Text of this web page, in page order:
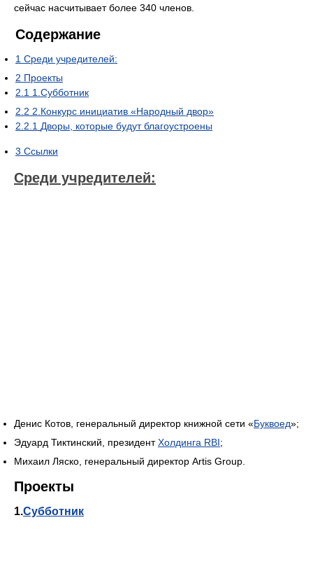
сейчас насчитывает более 340 членов.
Содержание
1 Среди учредителей:
2 Проекты
2.1 1.Субботник
2.2 2.Конкурс инициатив «Народный двор»
2.2.1 Дворы, которые будут благоустроены
3 Ссылки
Среди учредителей:
Денис Котов, генеральный директор книжной сети «Буквоед»;
Эдуард Тиктинский, президентХолдинга RBI;
Михаил Ляско, генеральный директор Artis Group.
Проекты
1.Субботник